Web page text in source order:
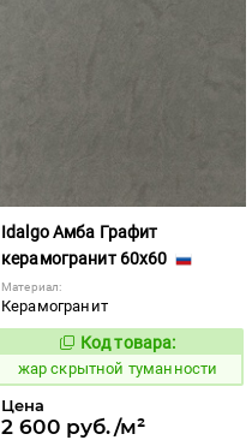
Idalgo Амба Графит
керамогранит 60x60
Материал:
Керамогранит
370734
Код товара:
жар скрытной туманности
Цена
2 600 руб./м²